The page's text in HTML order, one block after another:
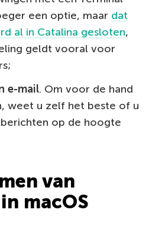
een optie, maar dat
al in Catalina gesloten,
geldt vooral voor
e-mail. Om voor de hand
weet u zelf het beste of u
op de hoogte
van
macOS